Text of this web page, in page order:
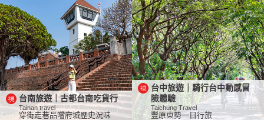
台南旅遊｜古都台南吃貨行
Tainan travel
穿街走巷品嚐府城歷史況味
台中旅遊｜騎行台中動感冒
險體驗
Taichung Travel
豐原東勢一日行旅